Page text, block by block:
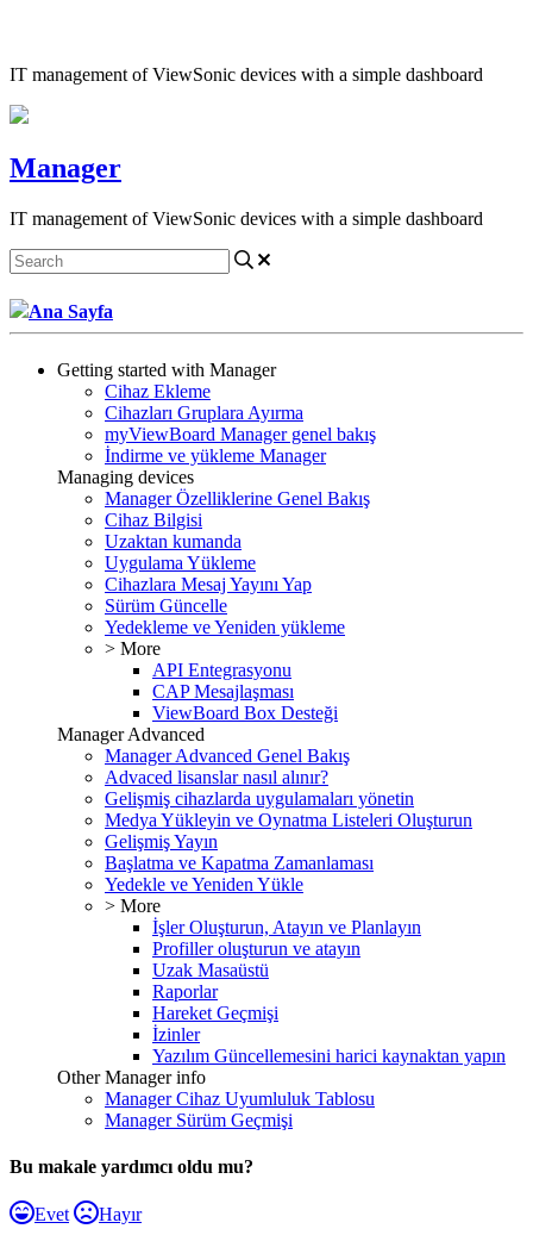
IT management of ViewSonic devices with a simple dashboard
Manager
IT management of ViewSonic devices with a simple dashboard
Ana Sayfa
Getting started with Manager
Cihaz Ekleme
Cihazları Gruplara Ayırma
myViewBoard Manager genel bakış
İndirme ve yükleme Manager
Managing devices
Manager Özelliklerine Genel Bakış
Cihaz Bilgisi
Uzaktan kumanda
Uygulama Yükleme
Cihazlara Mesaj Yayını Yap
Sürüm Güncelle
Yedekleme ve Yeniden yükleme
> More
API Entegrasyonu
CAP Mesajlaşması
ViewBoard Box Desteği
Manager Advanced
Manager Advanced Genel Bakış
Advaced lisanslar nasıl alınır?
Gelişmiş cihazlarda uygulamaları yönetin
Medya Yükleyin ve Oynatma Listeleri Oluşturun
Gelişmiş Yayın
Başlatma ve Kapatma Zamanlaması
Yedekle ve Yeniden Yükle
> More
İşler Oluşturun, Atayın ve Planlayın
Profiller oluşturun ve atayın
Uzak Masaüstü
Raporlar
Hareket Geçmişi
İzinler
Yazılım Güncellemesini harici kaynaktan yapın
Other Manager info
Manager Cihaz Uyumluluk Tablosu
Manager Sürüm Geçmişi
Bu makale yardımcı oldu mu?
Evet Hayır